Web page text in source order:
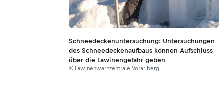
Schneedeckenuntersuchung: Untersuchungen
des Schneedeckenaufbaus können Aufschluss
über die Lawinengefahr geben
© Lawinenwarnzentrale Vorarlberg